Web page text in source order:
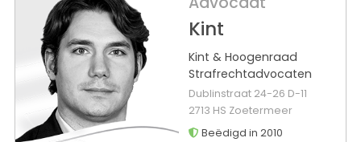
Kint
Kint & Hoogenraad
Strafrechtadvocaten
Dublinstraat 24-26 D-11
2713 HS Zoetermeer
Beëdigd in 2010